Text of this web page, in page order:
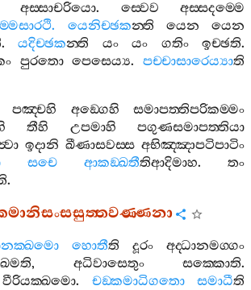
අස‍්සාචරියො. ස‍්වෙව
අස‍්සදම‍්මෙ
. යෙනිච‍්ඡකන‍්ති යෙන
යෙන
. යදිච‍්ඡකන‍්ති යං යං ගතිං ඉච‍්ඡති.
පුරතො පෙසෙය්‍ය. පච‍්චාසාරෙය්‍යාති
පඤ‍්චහි අඞ‍්ගෙහි
සමාපත‍්තිපරිකම‍්මං
තීහි උපමාහි
පගුණසමාපත‍්තියා
ඉදානි ඛීණාසවස‍්ස අභිඤ‍්ඤාපටිපාටිං
සචෙ ආකඞ‍්ඛතීතිආදිමාහ. තං
.
හොතීති දූරං
අද‍්ධානමග‍්ගං
ඛමති, අධිවාසෙතුං සක‍්කොති.
වීරියක‍්ඛමො. චඞ‍්කමාධිගතො සමාධීති